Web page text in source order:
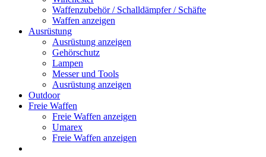
Waffenzubehör / Schalldämpfer / Schäfte
Waffen anzeigen
Ausrüstung
Ausrüstung anzeigen
Gehörschutz
Lampen
Messer und Tools
Ausrüstung anzeigen
Outdoor
Freie Waffen
Freie Waffen anzeigen
Umarex
Freie Waffen anzeigen